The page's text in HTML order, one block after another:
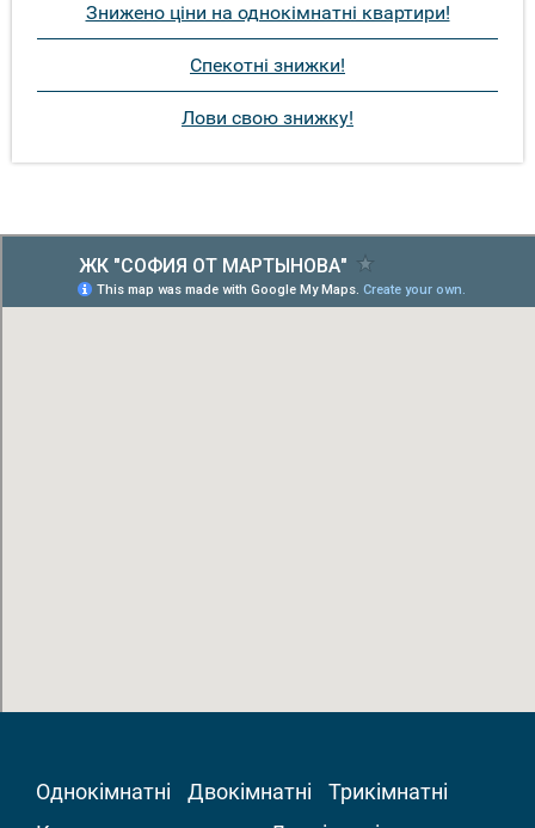
Знижено ціни на однокімнатні квартири!
Спекотні знижки!
Лови свою знижку!
Однокімнатні Двокімнатні
Трикімнатні